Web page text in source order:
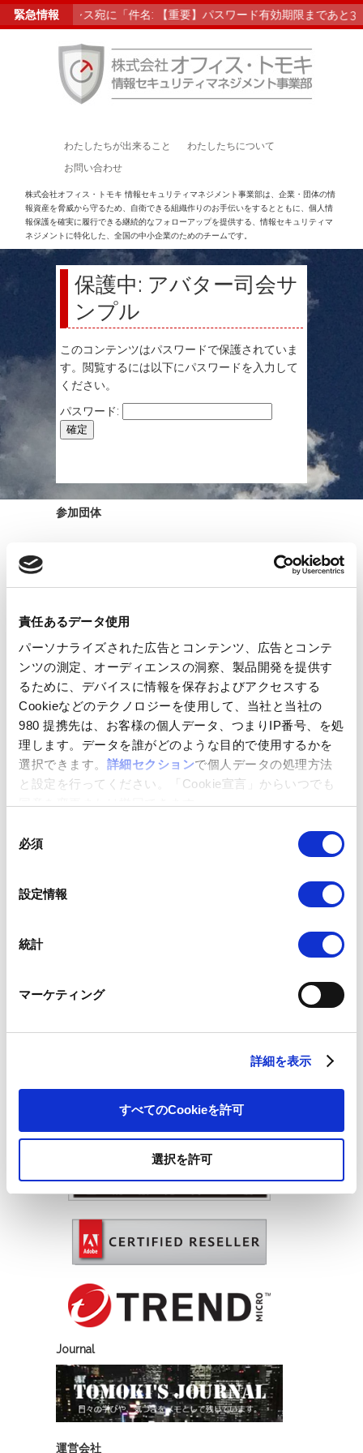
責任あるデータ使用
パーソナライズされた広告とコンテンツ、広告とコンテ
ンツの測定、オーディエンスの洞察、製品開発を提供す
るために、デバイスに情報を保存およびアクセスする
Cookieなどのテクノロジーを使用して、当社と当社の
980 提携先は、お客様の個人データ、つまりIP番号、を処
理します。データを誰がどのような目的で使用するかを
選択できます。 詳細セクションで個人データの処理方法
と設定を行ってください。「Cookie宣言」からいつでも
同意を変更または撤回できます。
必須
設定情報
統計
マーケティング
詳細を表示
すべてのCookieを許可
選択を許可
緊急情報
ールアドレス宛に「件名: 【重要】パスワード有効期限まであと3
わたしたちが出来ること
わたしたちについて
お問い合わせ
株式会社オフィス・トモキ 情報セキュリティマネジメント事業部は、企業・団体の情
報資産を脅威から守るため、自衛できる組織作りのお手伝いをするとともに、個人情
報保護を確実に履行できる継続的なフォローアップを提供する、情報セキュリティマ
ネジメントに特化した、全国の中小企業のためのチームです。
保護中: アバター司会サ
ンプル
このコンテンツはパスワードで保護されていま
す。閲覧するには以下にパスワードを入力して
ください。
パスワード:
参加団体
参加中
取り扱い製品
Journal
運営会社